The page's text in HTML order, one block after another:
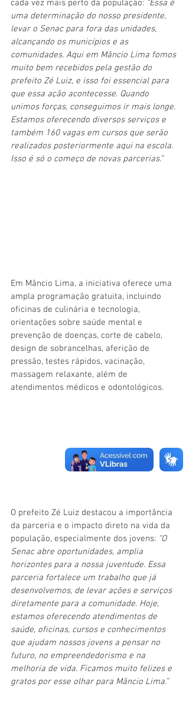
cada vez mais perto da população: “Essa é
uma determinação do nosso presidente,
levar o Senac para fora das unidades,
alcançando os municípios e as
comunidades. Aqui em Mâncio Lima fomos
muito bem recebidos pela gestão do
prefeito Zé Luiz, e isso foi essencial para
que essa ação acontecesse. Quando
unimos forças, conseguimos ir mais longe.
Estamos oferecendo diversos serviços e
também 160 vagas em cursos que serão
realizados posteriormente aqui na escola.
Isso é só o começo de novas parcerias.”
Em Mâncio Lima, a iniciativa oferece uma
ampla programação gratuita, incluindo
oficinas de culinária e tecnologia,
orientações sobre saúde mental e
prevenção de doenças, corte de cabelo,
design de sobrancelhas, aferição de
pressão, testes rápidos, vacinação,
massagem relaxante, além de
atendimentos médicos e odontológicos.
O prefeito Zé Luiz destacou a importância
da parceria e o impacto direto na vida da
população, especialmente dos jovens: “O
Senac abre oportunidades, amplia
horizontes para a nossa juventude. Essa
parceria fortalece um trabalho que já
desenvolvemos, de levar ações e serviços
diretamente para a comunidade. Hoje,
estamos oferecendo atendimentos de
saúde, oficinas, cursos e conhecimentos
que ajudam nossos jovens a pensar no
futuro, no empreendedorismo e na
melhoria de vida. Ficamos muito felizes e
gratos por esse olhar para Mâncio Lima.”